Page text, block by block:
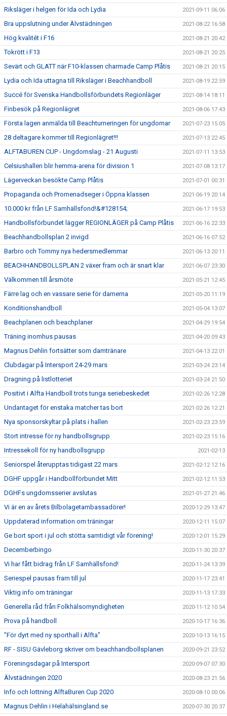
Riksläger i helgen för Ida och Lydia 2021-09-11 06:06
Bra uppslutning under Älvstädningen 2021-08-22 16:58
Hög kvalitét i F16 2021-08-21 20:42
Tokrött i F13 2021-08-21 20:25
Sevärt och GLATT när F10-klassen charmade Camp Plåtis 2021-08-21 20:15
Lydia och Ida uttagna till Riksläger i Beachhandboll 2021-08-19 22:59
Succé för Svenska Handbollsförbundets Regionläger 2021-08-14 18:11
Finbesök på Regionlägret 2021-08-06 17:43
Första lagen anmälda till Beachturneringen för ungdomar 2021-07-23 15:05
28 deltagare kommer till Regionlägret!!! 2021-07-13 22:45
ALFTABUREN CUP - Ungdomslag - 21 Augusti 2021-07-11 13:53
Celsiushallen blir hemma-arena för division 1 2021-07-08 13:17
Lägerveckan besökte Camp Plåtis 2021-07-01 00:31
Propaganda och Promenadseger i Öppna klassen 2021-06-19 20:14
10.000 kr från LF Samhällsfond!&#128154; 2021-06-17 19:53
Handbollsförbundet lägger REGIONLÄGER på Camp Plåtis 2021-06-16 22:33
Beachhandbollsplan 2 invigd 2021-06-16 07:52
Barbro och Tommy nya hedersmedlemmar 2021-06-13 20:11
BEACHHANDBOLLSPLAN 2 växer fram och är snart klar 2021-06-07 23:30
Välkommen till årsmöte 2021-05-21 12:45
Färre lag och en vassare serie för damerna 2021-05-20 11:19
Konditionshandboll 2021-05-04 13:07
Beachplanen och beachplaner 2021-04-29 19:54
Träning inomhus pausas 2021-04-20 09:43
Magnus Dehlin fortsätter som damtränare 2021-04-13 22:01
Clubdagar på Intersport 24-29 mars 2021-03-24 23:14
Dragning på listlotteriet 2021-03-24 21:50
Positivt i Alfta Handboll trots tunga seriebeskedet 2021-02-26 12:28
Undantaget för enstaka matcher tas bort 2021-02-26 12:21
Nya sponsorskyltar på plats i hallen 2021-02-23 23:59
Stort intresse för ny handbollsgrupp 2021-02-23 15:16
Intressekoll för ny handbollsgrupp 2021-02-13
Seniorspel återupptas tidigast 22 mars 2021-02-12 12:16
DGHF uppgår i Handbollförbundet Mitt 2021-02-12 11:53
DGHFs ungdomsserier avslutas 2021-01-27 21:46
Vi är en av årets Bilbolagetambassadörer! 2020-12-29 13:47
Uppdaterad information om träningar 2020-12-11 15:07
Ge bort sport i jul och stötta samtidigt vår förening! 2020-12-01 15:29
Decemberbingo 2020-11-30 20:37
Vi har fått bidrag från LF Samhällsfond! 2020-11-24 13:39
Seriespel pausas fram till jul 2020-11-17 23:41
Viktig info om träningar 2020-11-13 17:33
Generella råd från Folkhälsomyndigheten 2020-11-12 10:54
Prova på handboll 2020-10-17 16:36
"För dyrt med ny sporthall i Alfta" 2020-10-13 16:15
RF - SISU Gävleborg skriver om beachhandbollsplanen 2020-09-21 23:52
Föreningsdagar på Intersport 2020-09-07 07:30
Älvstädningen 2020 2020-08-23 21:56
Info och lottning AlftaBuren Cup 2020 2020-08-10 00:06
Magnus Dehlin i Helahälsingland.se 2020-07-30 20:37